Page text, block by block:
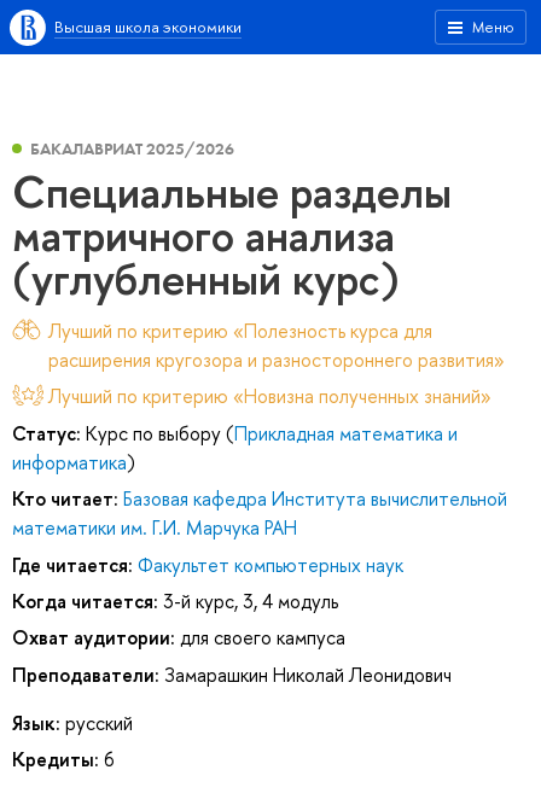
Меню
Высшая школа экономики
БАКАЛАВРИАТ 2025/2026
Специальные разделы
матричного анализа
(углубленный курс)
Лучший по критерию «Полезность курса для
расширения кругозора и разностороннего развития»
Лучший по критерию «Новизна полученных знаний»
Статус: Курс по выбору (Прикладная математика и
информатика)
Кто читает: Базовая кафедра Института вычислительной
математики им. Г.И. Марчука РАН
Где читается: Факультет компьютерных наук
Когда читается: 3-й курс, 3, 4 модуль
Охват аудитории: для своего кампуса
Преподаватели: Замарашкин Николай Леонидович
Язык: русский
Кредиты: 6